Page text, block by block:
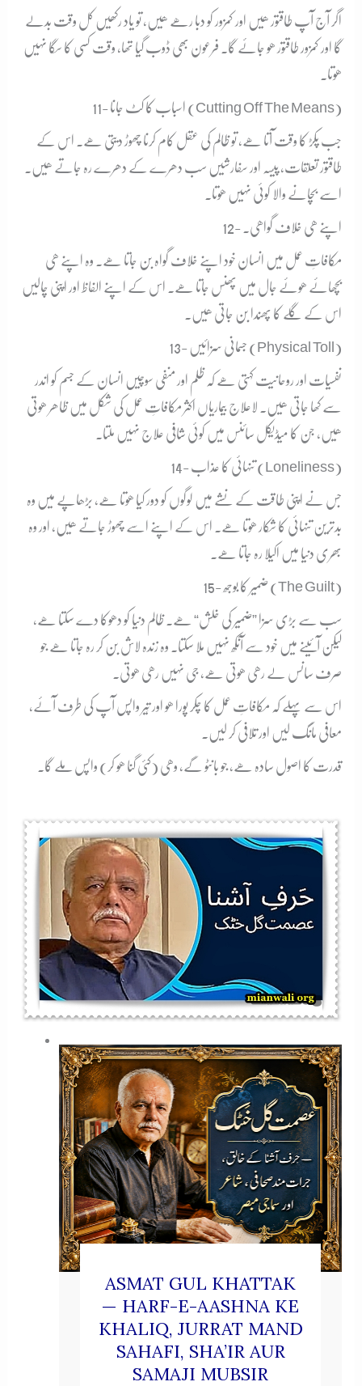
اگر آج آپ طاقتور ھیں اور کمزور کو دبا رھے ھیں، تو یاد رکھیں کل وقت بدلے
گا اور کمزور طاقتور ھو جائے گا۔ فرعون بھی ڈوب گیا تھا، وقت کسی کا سگا نہیں
ھوتا۔
11- اسباب کا کٹ جانا (Cutting Off The Means)
جب پکڑ کا وقت آتا ھے، تو ظالم کی عقل کام کرنا چھوڑ دیتی ھے۔ اس کے
طاقتور تعلقات، پیسہ اور سفارشیں سب دھرے کے دھرے رہ جاتے ھیں۔
اسے بچانے والا کوئی نہیں ھوتا۔
12- اپنے ھی خلاف گواھی۔
مکافاتِ عمل میں انسان خود اپنے خلاف گواہ بن جاتا ھے۔ وہ اپنے ھی
بچھائے ھوئے جال میں پھنس جاتا ھے۔ اس کے اپنے الفاظ اور اپنی چالیں
اس کے گلے کا پھندا بن جاتی ھیں۔
13- جسمانی سزائیں (Physical Toll)
نفسیات اور روحانیت کہتی ھے کہ ظلم اور منفی سوچیں انسان کے جسم کو اندر
سے کھا جاتی ھیں۔ لاعلاج بیماریاں اکثر مکافاتِ عمل کی شکل میں ظاھر ھوتی
ھیں، جن کا میڈیکل سائنس میں کوئی شافی علاج نہیں ملتا۔
14- تنہائی کا عذاب (Loneliness)
جس نے اپنی طاقت کے نشے میں لوگوں کو دور کیا ھوتا ھے، بڑھاپے میں وہ
بدترین تنہائی کا شکار ھوتا ھے۔ اس کے اپنے اسے چھوڑ جاتے ھیں، اور وہ
بھری دنیا میں اکیلا رہ جاتا ھے۔
15- ضمیر کا بوجھ (The Guilt)
سب سے بڑی سزا ”ضمیر کی خلش“ ھے۔ ظالم دنیا کو دھوکا دے سکتا ھے،
لیکن آئینے میں خود سے آنکھ نہیں ملا سکتا۔ وہ زندہ لاش بن کر رہ جاتا ھے جو
صرف سانس لے رھی ھوتی ھے، جی نہیں رھی ھوتی۔
اس سے پہلے کہ مکافاتِ عمل کا چکر پورا ھو اور تِیر واپس آپ کی طرف آئے،
معافی مانگ لیں اور تلافی کر لیں۔
قدرت کا اصول سادہ ھے، جو بانٹو گے، وھی (کئی گنا ھو کر) واپس ملے گا۔
ASMAT GUL KHATTAK
— HARF-E-AASHNA KE
KHALIQ, JURRAT MAND
SAHAFI, SHA’IR AUR
SAMAJI MUBSIR